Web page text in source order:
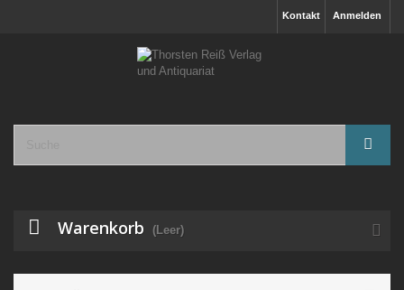
Anmelden
Kontakt
Warenkorb (Leer)